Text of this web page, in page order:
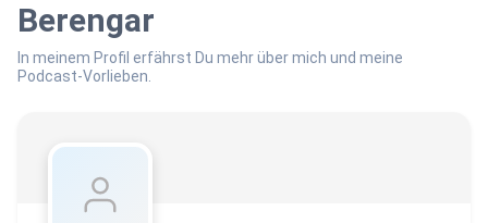
Berengar
In meinem Profil erfährst Du mehr über mich und meine
Podcast-Vorlieben.